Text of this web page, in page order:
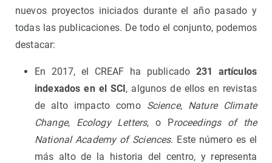
nuevos proyectos iniciados durante el año pasado y
todas las publicaciones. De todo el conjunto, podemos
destacar:
En 2017, el CREAF ha publicado 231 artículos
indexados en el SCI, algunos de ellos en revistas
de alto impacto como Science, Nature Climate
Change, Ecology Letters, o Proceedings of the
National Academy of Sciences. Este número es el
más alto de la historia del centro, y representa